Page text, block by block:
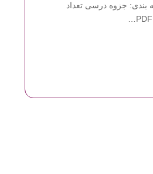
بندی: جزوه درسی تعداد